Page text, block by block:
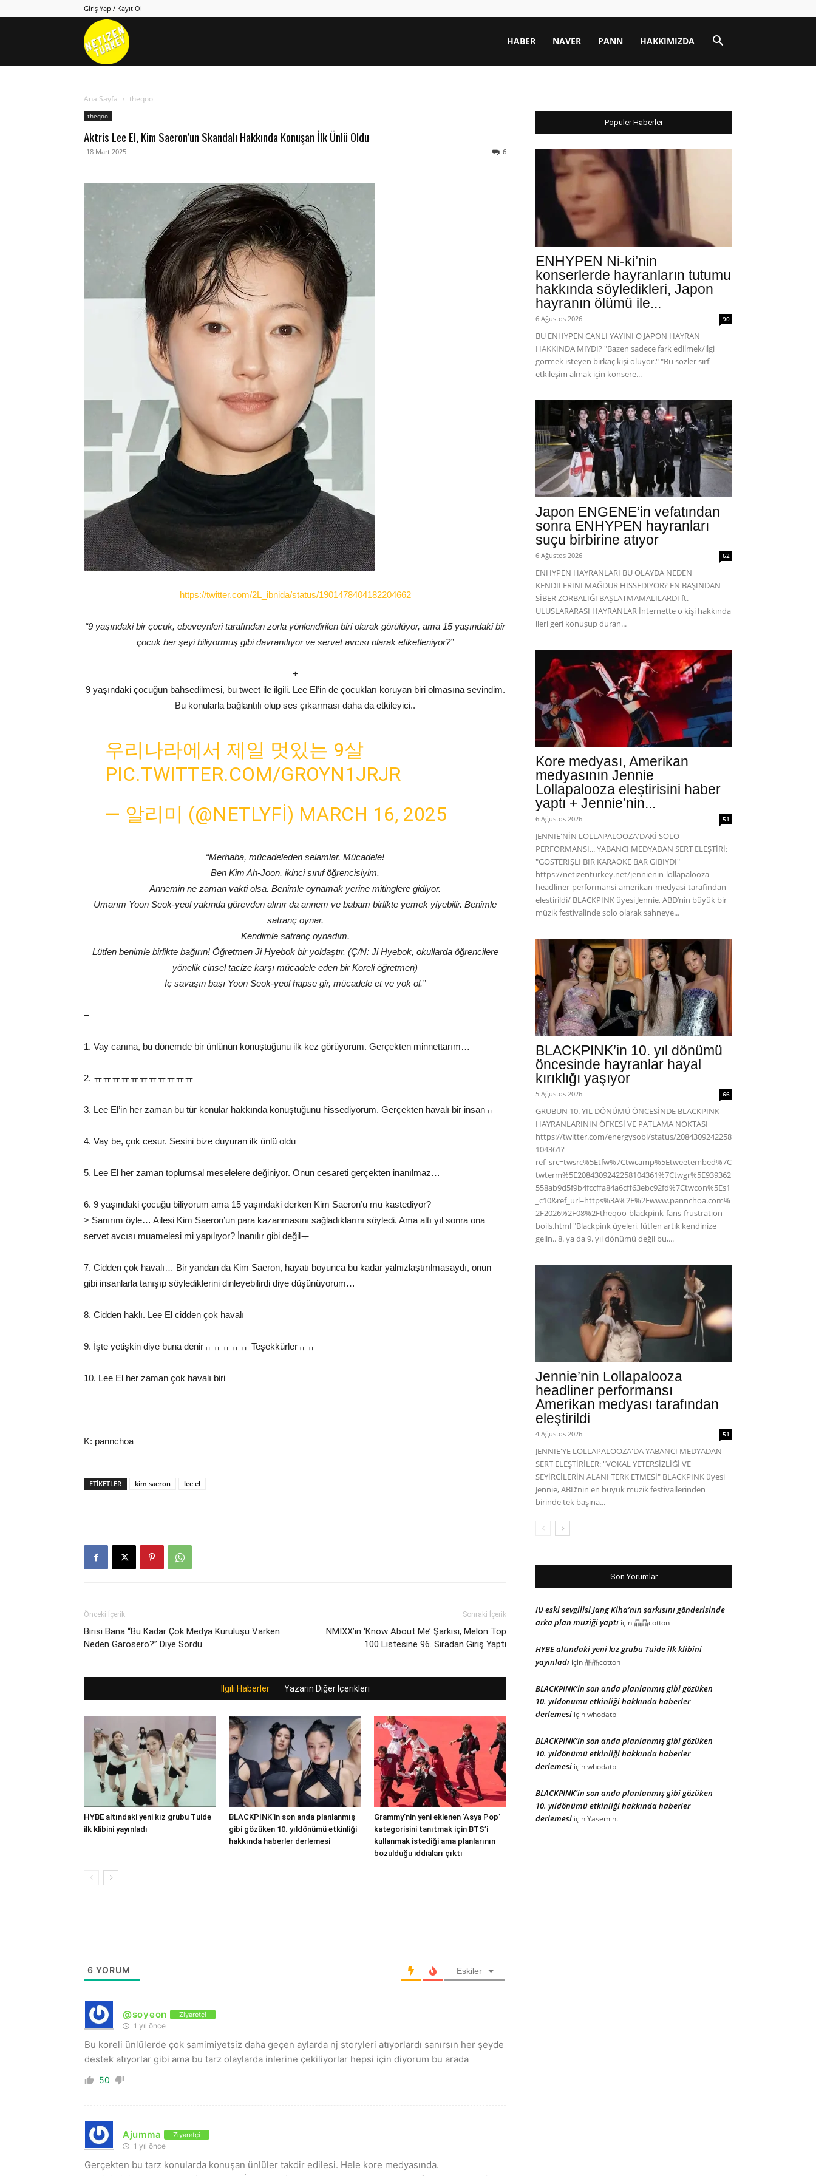
Giriş Yap / Kayıt Ol
Netizen HABER NAVER PANN HAKKIMIZDA
Ana Sayfa theqoo
theqoo
Aktris Lee El, Kim Saeron’un Skandalı Hakkında Konuşan İlk Ünlü Oldu
18 Mart 2025 6
https://twitter.com/2L_ibnida/status/1901478404182204662
“9 yaşındaki bir çocuk, ebeveynleri tarafından zorla yönlendirilen biri olarak görülüyor, ama 15 yaşındaki bir
çocuk her şeyi biliyormuş gibi davranılıyor ve servet avcısı olarak etiketleniyor?”
+
9 yaşındaki çocuğun bahsedilmesi, bu tweet ile ilgili. Lee El’in de çocukları koruyan biri olmasına sevindim.
Bu konularla bağlantılı olup ses çıkarması daha da etkileyici..
우리나라에서 제일 멋있는 9살
PIC.TWITTER.COM/GROYN1JRJR
— 알리미 (@NETLYFI) MARCH 16, 2025
“Merhaba, mücadeleden selamlar. Mücadele!
Ben Kim Ah-Joon, ikinci sınıf öğrencisiyim.
Annemin ne zaman vakti olsa. Benimle oynamak yerine mitinglere gidiyor.
Umarım Yoon Seok-yeol yakında görevden alınır da annem ve babam birlikte yemek yiyebilir. Benimle
satranç oynar.
Kendimle satranç oynadım.
Lütfen benimle birlikte bağırın! Öğretmen Ji Hyebok bir yoldaştır. (Ç/N: Ji Hyebok, okullarda öğrencilere
yönelik cinsel tacize karşı mücadele eden bir Koreli öğretmen)
İç savaşın başı Yoon Seok-yeol hapse gir, mücadele et ve yok ol.”
–
1. Vay canına, bu dönemde bir ünlünün konuştuğunu ilk kez görüyorum. Gerçekten minnettarım…
2. ㅠㅠㅠㅠㅠㅠㅠㅠㅠㅠㅠ
3. Lee El’in her zaman bu tür konular hakkında konuştuğunu hissediyorum. Gerçekten havalı bir insanㅠ
4. Vay be, çok cesur. Sesini bize duyuran ilk ünlü oldu
5. Lee El her zaman toplumsal meselelere değiniyor. Onun cesareti gerçekten inanılmaz…
6. 9 yaşındaki çocuğu biliyorum ama 15 yaşındaki derken Kim Saeron’u mu kastediyor?
> Sanırım öyle… Ailesi Kim Saeron’un para kazanmasını sağladıklarını söyledi. Ama altı yıl sonra ona
servet avcısı muamelesi mi yapılıyor? İnanılır gibi değilㅜ
7. Cidden çok havalı… Bir yandan da Kim Saeron, hayatı boyunca bu kadar yalnızlaştırılmasaydı, onun
gibi insanlarla tanışıp söylediklerini dinleyebilirdi diye düşünüyorum…
8. Cidden haklı. Lee El cidden çok havalı
9. İşte yetişkin diye buna denirㅠㅠㅠㅠㅠ Teşekkürlerㅠㅠ
10. Lee El her zaman çok havalı biri
–
K: pannchoa
ETIKETLER kim saeron lee el
Önceki İçerik
Birisi Bana “Bu Kadar Çok Medya Kuruluşu Varken
Neden Garosero?” Diye Sordu
Sonraki İçerik
NMIXX’in ‘Know About Me’ Şarkısı, Melon Top
100 Listesine 96. Sıradan Giriş Yaptı
İlgili Haberler Yazarın Diğer İçerikleri
HYBE altındaki yeni kız grubu Tuide
ilk klibini yayınladı
BLACKPINK’in son anda planlanmış
gibi gözüken 10. yıldönümü etkinliği
hakkında haberler derlemesi
Grammy’nin yeni eklenen ‘Asya Pop’
kategorisini tanıtmak için BTS’i
kullanmak istediği ama planlarının
bozulduğu iddiaları çıktı
6 YORUM Eskiler
@soyeon Ziyaretçi
1 yıl önce
Bu koreli ünlülerde çok samimiyetsiz daha geçen aylarda nj storyleri atıyorlardı sanırsın her şeyde
destek atıyorlar gibi ama bu tarz olaylarda inlerine çekiliyorlar hepsi için diyorum bu arada
50
Ajumma Ziyaretçi
1 yıl önce
Gerçekten bu tarz konularda konuşan ünlüler takdir edilesi. Hele kore medyasında.
Popüler Haberler
ENHYPEN Ni-ki’nin
konserlerde hayranların tutumu
hakkında söyledikleri, Japon
hayranın ölümü ile...
6 Ağustos 2026 90
BU ENHYPEN CANLI YAYINI O JAPON HAYRAN
HAKKINDA MIYDI? "Bazen sadece fark edilmek/ilgi
görmek isteyen birkaç kişi oluyor." "Bu sözler sırf
etkileşim almak için konsere...
Japon ENGENE’in vefatından
sonra ENHYPEN hayranları
suçu birbirine atıyor
6 Ağustos 2026 62
ENHYPEN HAYRANLARI BU OLAYDA NEDEN
KENDİLERİNİ MAĞDUR HİSSEDİYOR? EN BAŞINDAN
SİBER ZORBALIĞI BAŞLATMAMALILARDI ft.
ULUSLARARASI HAYRANLAR İnternette o kişi hakkında
ileri geri konuşup duran...
Kore medyası, Amerikan
medyasının Jennie
Lollapalooza eleştirisini haber
yaptı + Jennie’nin...
6 Ağustos 2026 51
JENNIE'NİN LOLLAPALOOZA'DAKİ SOLO
PERFORMANSI... YABANCI MEDYADAN SERT ELEŞTİRİ:
"GÖSTERİŞLİ BİR KARAOKE BAR GİBİYDİ"
https://netizenturkey.net/jennienin-lollapalooza-
headliner-performansi-amerikan-medyasi-tarafindan-
elestirildi/ BLACKPINK üyesi Jennie, ABD’nin büyük bir
müzik festivalinde solo olarak sahneye...
BLACKPINK’in 10. yıl dönümü
öncesinde hayranlar hayal
kırıklığı yaşıyor
5 Ağustos 2026 66
GRUBUN 10. YIL DÖNÜMÜ ÖNCESİNDE BLACKPINK
HAYRANLARININ ÖFKESİ VE PATLAMA NOKTASI
https://twitter.com/energysobi/status/2084309242258
104361?
ref_src=twsrc%5Etfw%7Ctwcamp%5Etweetembed%7C
twterm%5E2084309242258104361%7Ctwgr%5E939362
558ab9d5f9b4fccffa84a6cff63ebc92fd%7Ctwcon%5Es1
_c10&ref_url=https%3A%2F%2Fwww.pannchoa.com%
2F2026%2F08%2Ftheqoo-blackpink-fans-frustration-
boils.html "Blackpink üyeleri, lütfen artık kendinize
gelin.. 8. ya da 9. yıl dönümü değil bu,...
Jennie’nin Lollapalooza
headliner performansı
Amerikan medyası tarafından
eleştirildi
4 Ağustos 2026 51
JENNIE'YE LOLLAPALOOZA'DA YABANCI MEDYADAN
SERT ELEŞTİRİLER: "VOKAL YETERSİZLİĞİ VE
SEYİRCİLERİN ALANI TERK ETMESİ" BLACKPINK üyesi
Jennie, ABD’nin en büyük müzik festivallerinden
birinde tek başına...
Son Yorumlar
IU eski sevgilisi Jang Kiha’nın şarkısını gönderisinde
arka plan müziği yaptı için晶晶cotton
HYBE altındaki yeni kız grubu Tuide ilk klibini
yayınladı için晶晶cotton
BLACKPINK’in son anda planlanmış gibi gözüken
10. yıldönümü etkinliği hakkında haberler
derlemesi içinwhodatb
BLACKPINK’in son anda planlanmış gibi gözüken
10. yıldönümü etkinliği hakkında haberler
derlemesi içinwhodatb
BLACKPINK’in son anda planlanmış gibi gözüken
10. yıldönümü etkinliği hakkında haberler
derlemesi içinYasemin.